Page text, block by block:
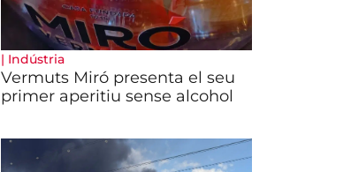
| Indústria
Vermuts Miró presenta el seu
primer aperitiu sense alcohol